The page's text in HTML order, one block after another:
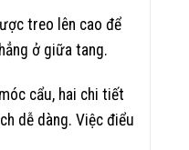
treo lên cao để
ở giữa tang.
cẩu, hai chi tiết
dễ dàng. Việc điểu